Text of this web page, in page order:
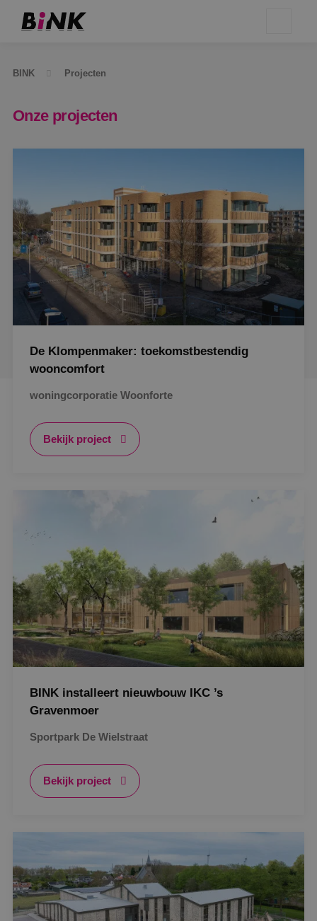
BINK Projecten
Onze projecten
De Klompenmaker: toekomstbestendig
wooncomfort
woningcorporatie Woonforte
Bekijk project
BINK installeert nieuwbouw IKC ’s
Gravenmoer
Sportpark De Wielstraat
Bekijk project